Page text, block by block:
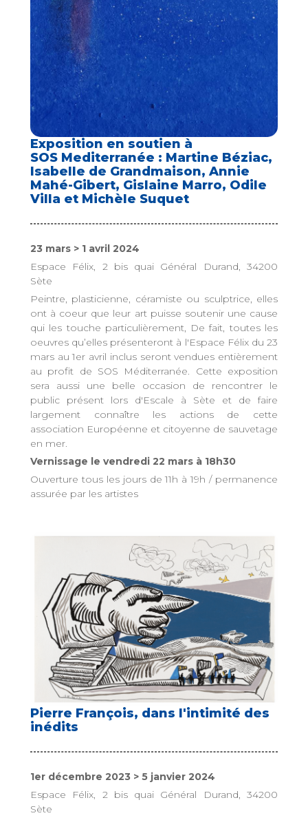
Exposition en soutien à
SOS Mediterranée : Martine Béziac,
Isabelle de Grandmaison, Annie
Mahé-Gibert, Gislaine Marro, Odile
Villa et Michèle Suquet
23 mars > 1 avril 2024
Espace Félix, 2 bis quai Général Durand, 34200
Sète
Peintre, plasticienne, céramiste ou sculptrice, elles
ont à coeur que leur art puisse soutenir une cause
qui les touche particulièrement, De fait, toutes les
oeuvres qu’elles présenteront à l'Espace Félix du 23
mars au 1er avril inclus seront vendues entièrement
au profit de SOS Méditerranée. Cette exposition
sera aussi une belle occasion de rencontrer le
public présent lors d'Escale à Sète et de faire
largement connaître les actions de cette
association Européenne et citoyenne de sauvetage
en mer.
Vernissage le vendredi 22 mars à 18h30
Ouverture tous les jours de 11h à 19h / permanence
assurée par les artistes
Pierre François, dans l'intimité des
inédits
1er décembre 2023 > 5 janvier 2024
Espace Félix, 2 bis quai Général Durand, 34200
Sète